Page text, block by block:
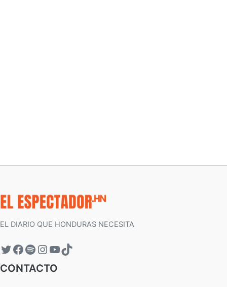
EL DIARIO QUE HONDURAS NECESITA
CONTACTO